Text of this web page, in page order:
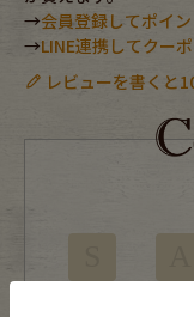
Accessory
Belt
Keyring
→会員登録してポイ
→LINE連携してクー
レビューを書くと